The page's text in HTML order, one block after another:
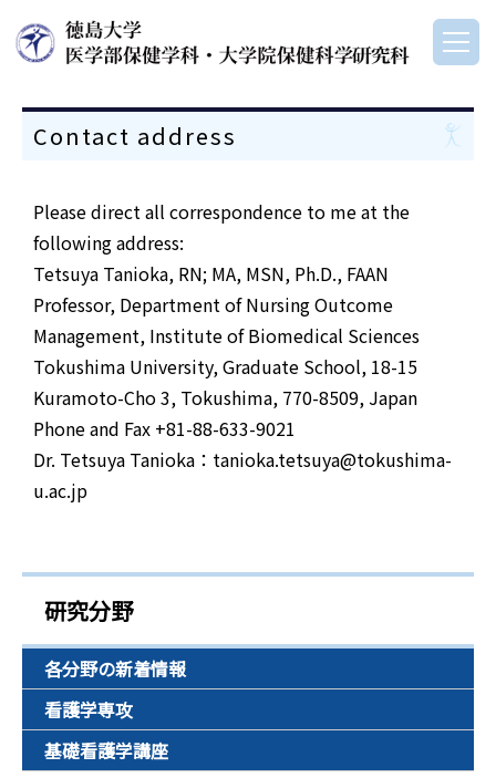
Contact address
Please direct all correspondence to me at the
following address:
Tetsuya Tanioka, RN; MA, MSN, Ph.D., FAAN
Professor, Department of Nursing Outcome
Management, Institute of Biomedical Sciences
Tokushima University, Graduate School, 18-15
Kuramoto-Cho 3, Tokushima, 770-8509, Japan
Phone and Fax +81-88-633-9021
Dr. Tetsuya Tanioka：tanioka.tetsuya@tokushima-
u.ac.jp
研究分野
各分野の新着情報
看護学専攻
基礎看護学講座